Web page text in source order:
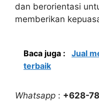
dan berorientasi
memberikan
Baca juga :
Jual
terbaik
Whatsapp : +628-